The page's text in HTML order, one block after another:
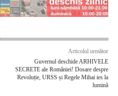
Articolul următor
Guvernul deschide ARHIVELE
SECRETE ale României! Dosare despre
Revoluție, URSS și Regele Mihai ies la
lumină